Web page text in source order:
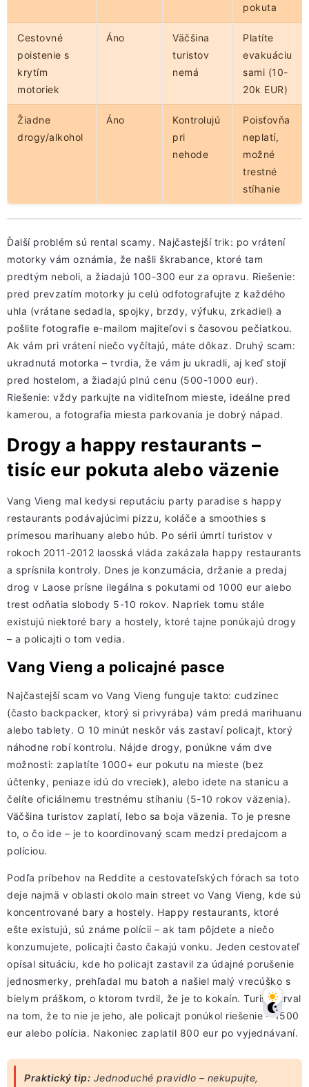
pokuta
Cestovné
poistenie s
krytím
motoriek
Áno
Väčšina
turistov
nemá
Platíte
evakuáciu
sami (10-
20k EUR)
Žiadne
drogy/alkohol
Áno
Kontrolujú
pri
nehode
Poisťovňa
neplatí,
možné
trestné
stíhanie
Ďalší problém sú rental scamy. Najčastejší trik: po vrátení
motorky vám oznámia, že našli škrabance, ktoré tam
predtým neboli, a žiadajú 100-300 eur za opravu. Riešenie:
pred prevzatím motorky ju celú odfotografujte z každého
uhla (vrátane sedadla, spojky, brzdy, výfuku, zrkadiel) a
pošlite fotografie e-mailom majiteľovi s časovou pečiatkou.
Ak vám pri vrátení niečo vyčítajú, máte dôkaz. Druhý scam:
ukradnutá motorka – tvrdia, že vám ju ukradli, aj keď stojí
pred hostelom, a žiadajú plnú cenu (500-1000 eur).
Riešenie: vždy parkujte na viditeľnom mieste, ideálne pred
kamerou, a fotografia miesta parkovania je dobrý nápad.
Drogy a happy restaurants –
tisíc eur pokuta alebo väzenie
Vang Vieng mal kedysi reputáciu party paradise s happy
restaurants podávajúcimi pizzu, koláče a smoothies s
prímesou marihuany alebo húb. Po sérii úmrtí turistov v
rokoch 2011-2012 laosská vláda zakázala happy restaurants
a sprísnila kontroly. Dnes je konzumácia, držanie a predaj
drog v Laose prísne ilegálna s pokutami od 1000 eur alebo
trest odňatia slobody 5-10 rokov. Napriek tomu stále
existujú niektoré bary a hostely, ktoré tajne ponúkajú drogy
– a policajti o tom vedia.
Vang Vieng a policajné pasce
Najčastejší scam vo Vang Vieng funguje takto: cudzinec
(často backpacker, ktorý si privyrába) vám predá marihuanu
alebo tablety. O 10 minút neskôr vás zastaví policajt, ktorý
náhodne robí kontrolu. Nájde drogy, ponúkne vám dve
možnosti: zaplatíte 1000+ eur pokutu na mieste (bez
účtenky, peniaze idú do vreciek), alebo idete na stanicu a
čelíte oficiálnemu trestnému stíhaniu (5-10 rokov väzenia).
Väčšina turistov zaplatí, lebo sa boja väzenia. To je presne
to, o čo ide – je to koordinovaný scam medzi predajcom a
políciou.
Podľa príbehov na Reddite a cestovateľských fórach sa toto
deje najmä v oblasti okolo main street vo Vang Vieng, kde sú
koncentrované bary a hostely. Happy restaurants, ktoré
ešte existujú, sú známe polícii – ak tam pôjdete a niečo
konzumujete, policajti často čakajú vonku. Jeden cestovateľ
opísal situáciu, kde ho policajt zastavil za údajné porušenie
jednosmerky, prehľadal mu batoh a našiel malý vrecúško s
bielym práškom, o ktorom tvrdil, že je to kokaín. Turista trval
na tom, že to nie je jeho, ale policajt ponúkol riešenie – 1500
eur alebo polícia. Nakoniec zaplatil 800 eur po vyjednávaní.
Praktický tip: Jednoduché pravidlo – nekupujte,